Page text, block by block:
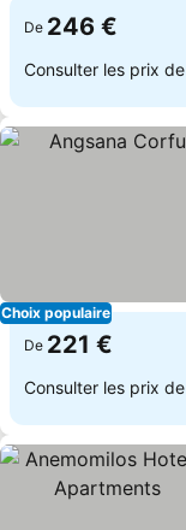
De 246 €
Consulter les prix de
Choix populaire
De 221 €
Consulter les prix de